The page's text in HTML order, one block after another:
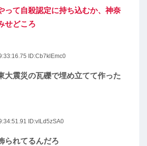
って自殺認定に持ち込むか、神奈
せどころ
ID:Cb7klEmc0
大震災の瓦礫で埋め立てて作った
ID:vILd5zSA0
られてるんだろ